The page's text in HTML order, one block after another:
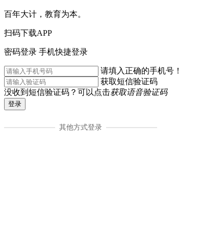
百年大计，教育为本。
扫码下载APP
密码登录 手机快捷登录
请填入正确的手机号！
获取短信验证码
没收到短信验证码？可以点击获取语音验证码
登录
其他方式登录